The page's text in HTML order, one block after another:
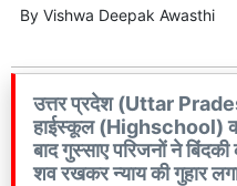
By Vishwa Deepak Awasthi
उत्तर प्रदेश (Uttar
हाईस्कूल (Highschool)
बाद गुस्साए परिजनों ने
शव रखकर न्याय की गुहार